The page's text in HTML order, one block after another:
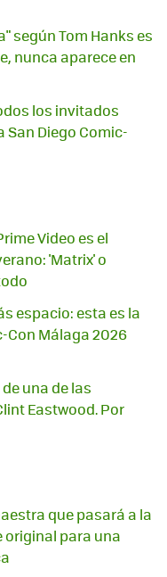
según Tom Hanks es
nunca aparece en
los invitados
Diego Comic-
Video es el
'Matrix' o
espacio: esta es la
Con Málaga 2026
una de las
Eastwood. Por
que pasará a la
original para una